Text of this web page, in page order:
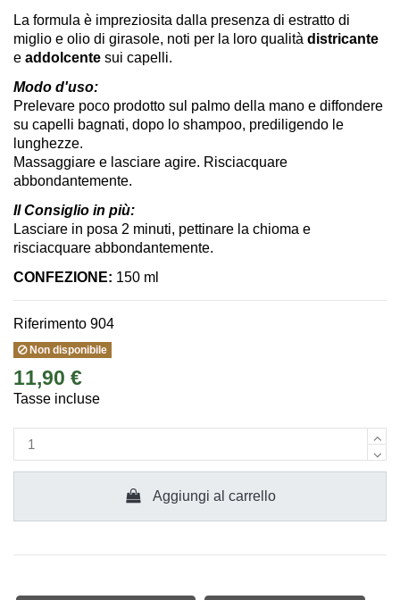
La formula è impreziosita dalla presenza di estratto di
miglio e olio di girasole, noti per la loro qualità districante
e addolcente sui capelli.
Modo d'uso:
Prelevare poco prodotto sul palmo della mano e diffondere
su capelli bagnati, dopo lo shampoo, prediligendo le
lunghezze.
Massaggiare e lasciare agire. Risciacquare
abbondantemente.
Il Consiglio in più:
Lasciare in posa 2 minuti, pettinare la chioma e
risciacquare abbondantemente.
CONFEZIONE: 150 ml
Riferimento 904
Non disponibile
11,90 €
Tasse incluse
Aggiungi al carrello